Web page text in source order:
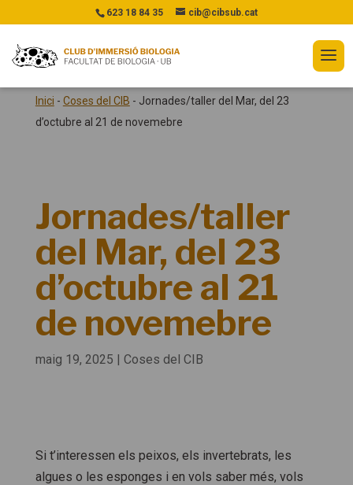
623 18 84 35 cib@cibsub.cat
Inici - Coses del CIB - Jornades/taller del Mar, del 23
d’octubre al 21 de novemebre
Jornades/taller
del Mar, del 23
d’octubre al 21
de novemebre
maig 19, 2025 | Coses del CIB
Si t’interessen els peixos, els invertebrats, les
algues o les esponges i en vols saber més, vols